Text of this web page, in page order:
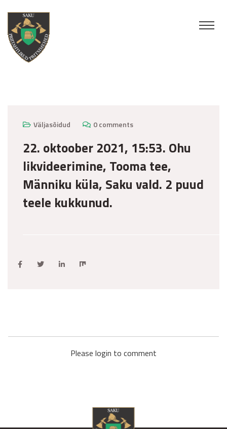
Väljasõidud 0 comments
22. oktoober 2021, 15:53. Ohu
likvideerimine, Tooma tee,
Männiku küla, Saku vald. 2 puud
teele kukkunud.
Please login to comment